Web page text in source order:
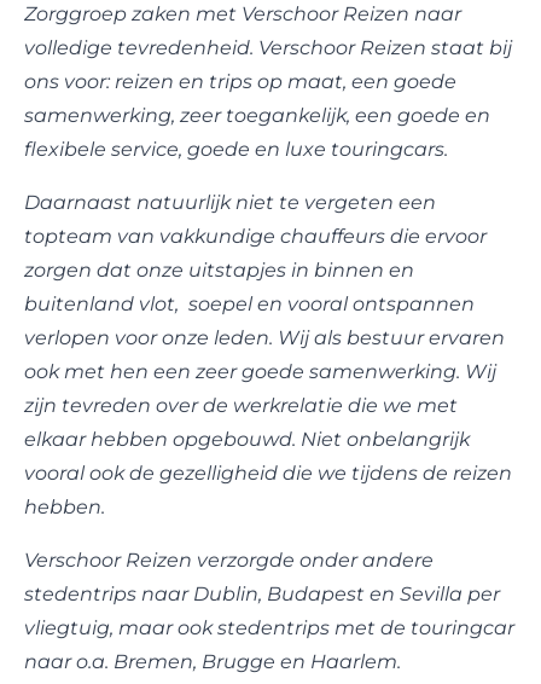
Zorggroep zaken met Verschoor Reizen naar
volledige tevredenheid. Verschoor Reizen staat bij
ons voor: reizen en trips op maat, een goede
samenwerking, zeer toegankelijk, een goede en
flexibele service, goede en luxe touringcars.
Daarnaast natuurlijk niet te vergeten een
topteam van vakkundige chauffeurs die ervoor
zorgen dat onze uitstapjes in binnen en
buitenland vlot, soepel en vooral ontspannen
verlopen voor onze leden. Wij als bestuur ervaren
ook met hen een zeer goede samenwerking. Wij
zijn tevreden over de werkrelatie die we met
elkaar hebben opgebouwd. Niet onbelangrijk
vooral ook de gezelligheid die we tijdens de reizen
hebben.
Verschoor Reizen verzorgde onder andere
stedentrips naar Dublin, Budapest en Sevilla per
vliegtuig, maar ook stedentrips met de touringcar
naar o.a. Bremen, Brugge en Haarlem.